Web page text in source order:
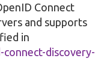
Connect
and supports
in
discovery-